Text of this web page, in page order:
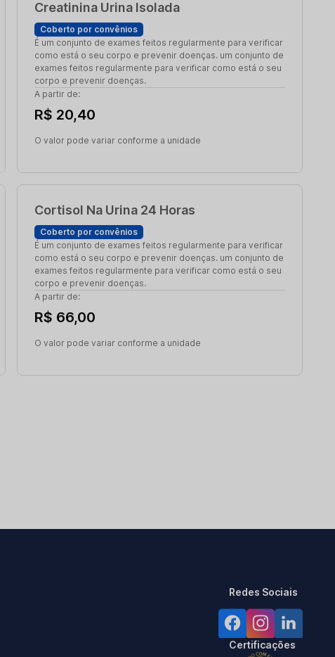
Creatinina Urina Isolada
Coberto por convênios
É um conjunto de exames feitos regularmente para verificar
como está o seu corpo e prevenir doenças. um conjunto de
exames feitos regularmente para verificar como está o seu
corpo e prevenir doenças.
A partir de:
R$ 20,40
O valor pode variar conforme a unidade
Cortisol Na Urina 24 Horas
Coberto por convênios
É um conjunto de exames feitos regularmente para verificar
como está o seu corpo e prevenir doenças. um conjunto de
exames feitos regularmente para verificar como está o seu
corpo e prevenir doenças.
A partir de:
R$ 66,00
O valor pode variar conforme a unidade
Redes Sociais
Certificações